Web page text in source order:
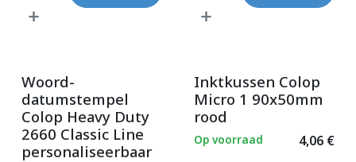
Woord-
datumstempel
Colop Heavy Duty
2660 Classic Line
personaliseerbaar
Inktkussen Colop
Micro 1 90x50mm
rood
4,06€
Op voorraad